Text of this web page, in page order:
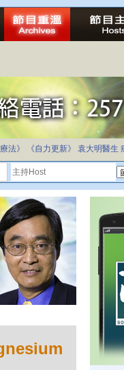
學卷制
法》 《自力更新》 袁大明醫生